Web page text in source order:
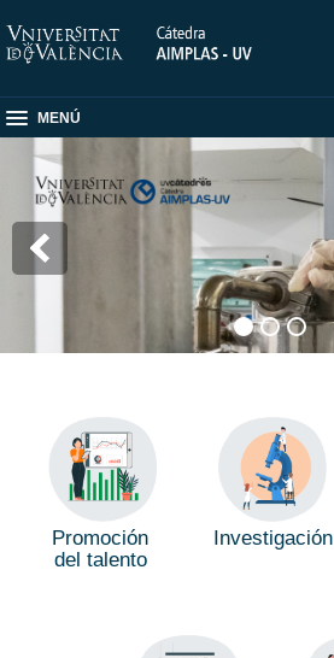
MENÚ
Promoción
del talento
Investigación